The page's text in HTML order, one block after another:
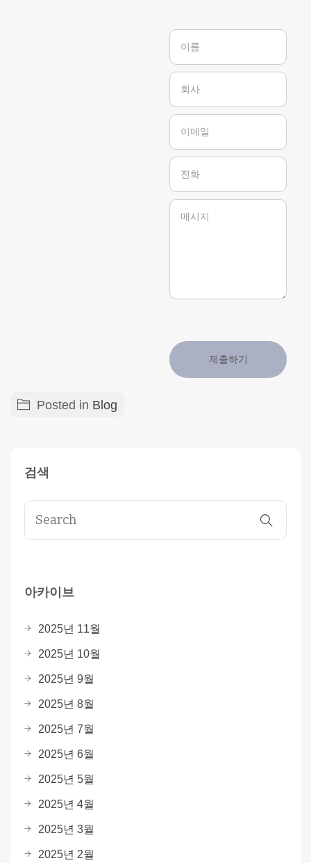
제출하기
Posted in Blog
검색
아카이브
2025년 11월
2025년 10월
2025년 9월
2025년 8월
2025년 7월
2025년 6월
2025년 5월
2025년 4월
2025년 3월
2025년 2월